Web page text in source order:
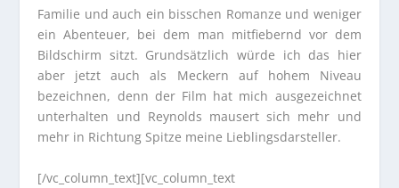
Familie und auch ein bisschen Romanze und weniger
ein Abenteuer, bei dem man mitfiebernd vor dem
Bildschirm sitzt. Grundsätzlich würde ich das hier
aber jetzt auch als Meckern auf hohem Niveau
bezeichnen, denn der Film hat mich ausgezeichnet
unterhalten und Reynolds mausert sich mehr und
mehr in Richtung Spitze meine Lieblingsdarsteller.
[/vc_column_text][vc_column_text